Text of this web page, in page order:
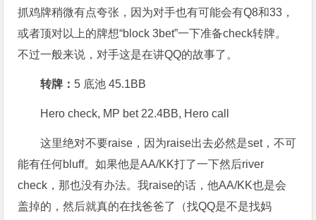
抓鸡牌稍微有点夸张，因为对手也有可能会有Q8和33，
或者顶对以上的牌想“block 3bet”一下准备check转牌。
不过一般来说，对手这是在讲QQ的故事了。
转牌： 5 底池 45.1BB
Hero check, MP bet 22.4BB, Hero call
这里绝对不要raise，因为raise出去必然是set，不可
能有任何bluff。如果他是AA/KK打了一下然后river
check，那也没有办法。我raise的话，他AA/KK也是会
盖掉的，然后就真的在找爸爸了（找QQ是不是找妈